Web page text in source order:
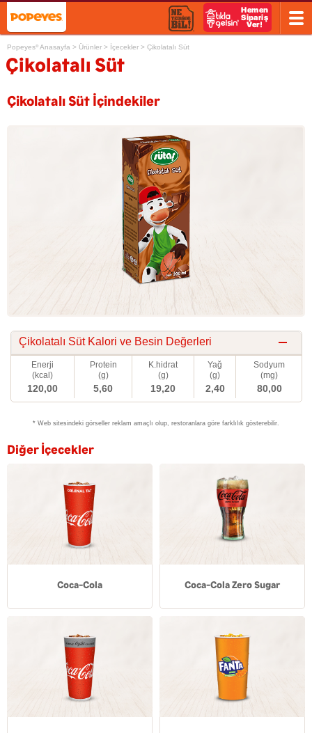
Popeyes® Anasayfa > Ürünler > İçecekler > Çikolatalı Süt
Çikolatalı Süt
Çikolatalı Süt İçindekiler
Çikolatalı Süt Kalori ve Besin Değerleri
Enerji
(kcal)
120,00
Protein
(g)
5,60
K.hidrat
(g)
19,20
Yağ
(g)
2,40
Sodyum
(mg)
80,00
* Web sitesindeki görseller reklam amaçlı olup, restoranlara göre farklılık gösterebilir.
Diğer İçecekler
Coca-Cola Coca-Cola Zero Sugar